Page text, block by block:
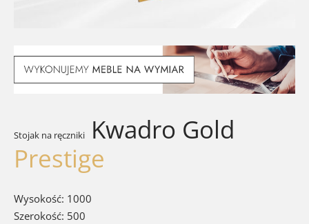
Stojak na ręczniki
Kwadro Gold
Prestige
Wysokość: 1000
Szerokość: 500
łazienkowe